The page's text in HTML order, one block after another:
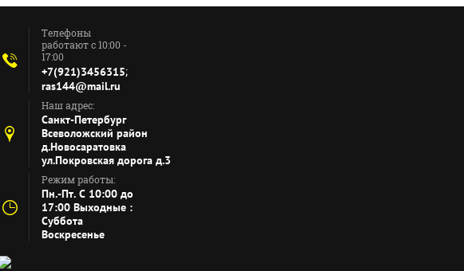
Телефоны
работают с 10:00 -
17:00
+7(921)3456315;
ras144@mail.ru
Наш адрес:
Санкт-Петербург
Всеволожский район
д.Новосаратовка
ул.Покровская дорога д.3
Режим работы:
Пн.-Пт. C 10:00 до
17:00 Выходные :
Суббота
Воскресенье